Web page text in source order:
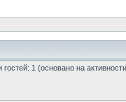
гостей: 1 (основано на